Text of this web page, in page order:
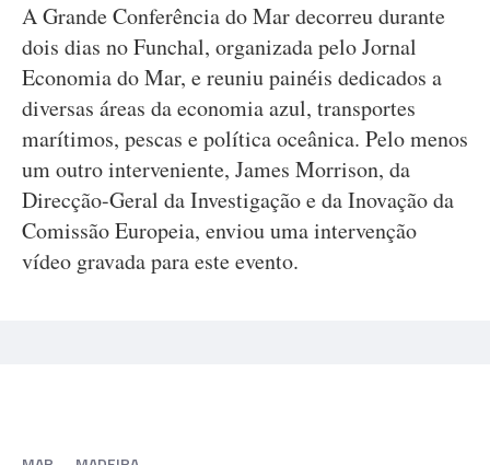
A Grande Conferência do Mar decorreu durante
dois dias no Funchal, organizada pelo Jornal
Economia do Mar, e reuniu painéis dedicados a
diversas áreas da economia azul, transportes
marítimos, pescas e política oceânica. Pelo menos
um outro interveniente, James Morrison, da
Direcção-Geral da Investigação e da Inovação da
Comissão Europeia, enviou uma intervenção
vídeo gravada para este evento.